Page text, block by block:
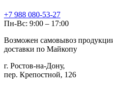
+7 988 080-53-27
Пн-Вс: 9:00 – 17:00
Возможен самовывоз
доставки по Майкопу
г. Ростов-на-Дону,
пер. Крепостной, 126